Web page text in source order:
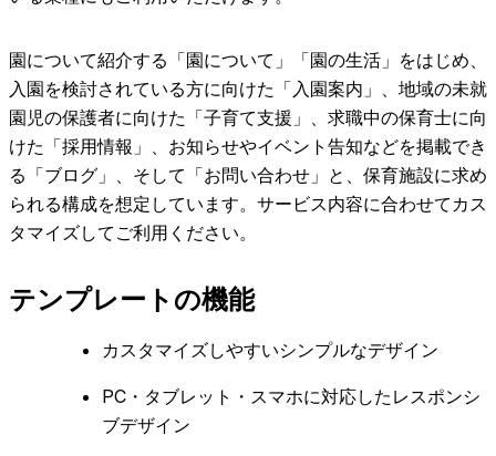
園について紹介する「園について」「園の生活」をはじめ、
入園を検討されている方に向けた「入園案内」、地域の未就
園児の保護者に向けた「子育て支援」、求職中の保育士に向
けた「採用情報」、お知らせやイベント告知などを掲載でき
る「ブログ」、そして「お問い合わせ」と、保育施設に求め
られる構成を想定しています。サービス内容に合わせてカス
タマイズしてご利用ください。
テンプレートの機能
カスタマイズしやすいシンプルなデザイン
PC・タブレット・スマホに対応したレスポンシ
ブデザイン